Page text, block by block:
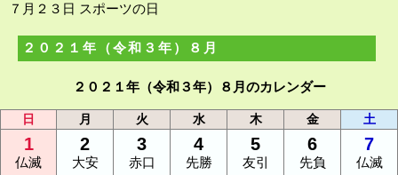
７月２３日 スポーツの日
２０２１年（令和３年）８月
２０２１年（令和３年）８月のカレンダー
日 月 火 水 木 金 土
1
仏滅
2
大安
3
赤口
4
先勝
5
友引
6
先負
7
仏滅